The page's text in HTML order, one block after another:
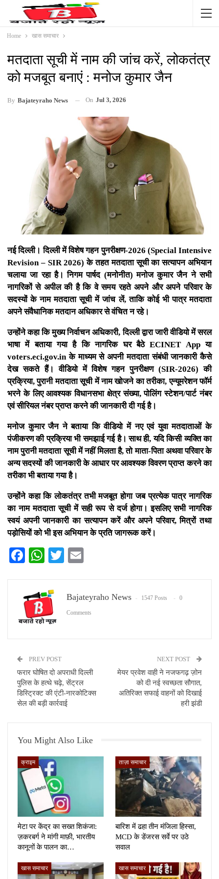
Home खास समाचार
मतदाता सूची में नाम की जांच करें, लोकतंत्र
को मजबूत बनाएं : मनोज कुमार जैन
By Bajateyraho News On Jul 3, 2026
नई दिल्ली। दिल्ली में विशेष गहन पुनरीक्षण-2026 (Special Intensive
Revision – SIR 2026) के तहत मतदाता सूची का सत्यापन अभियान
चलाया जा रहा है। निगम पार्षद (मनोनीत) मनोज कुमार जैन ने सभी
नागरिकों से अपील की है कि वे समय रहते अपने और अपने परिवार के
सदस्यों के नाम मतदाता सूची में जांच लें, ताकि कोई भी पात्र मतदाता
अपने संवैधानिक मतदान अधिकार से वंचित न रहे।
उन्होंने कहा कि मुख्य निर्वाचन अधिकारी, दिल्ली द्वारा जारी वीडियो में सरल
भाषा में बताया गया है कि नागरिक घर बैठे ECINET App या
voters.eci.gov.in के माध्यम से अपनी मतदाता संबंधी जानकारी कैसे
देख सकते हैं। वीडियो में विशेष गहन पुनरीक्षण (SIR-2026) की
प्रक्रिया, पुरानी मतदाता सूची में नाम खोजने का तरीका, एन्यूमरेशन फॉर्म
भरने के लिए आवश्यक विधानसभा क्षेत्र संख्या, पोलिंग स्टेशन/पार्ट नंबर
एवं सीरियल नंबर प्राप्त करने की जानकारी दी गई है।
मनोज कुमार जैन ने बताया कि वीडियो में नए एवं युवा मतदाताओं के
पंजीकरण की प्रक्रिया भी समझाई गई है। साथ ही, यदि किसी व्यक्ति का
नाम पुरानी मतदाता सूची में नहीं मिलता है, तो माता-पिता अथवा परिवार के
अन्य सदस्यों की जानकारी के आधार पर आवश्यक विवरण प्राप्त करने का
तरीका भी बताया गया है।
उन्होंने कहा कि लोकतंत्र तभी मजबूत होगा जब प्रत्येक पात्र नागरिक
का नाम मतदाता सूची में सही रूप से दर्ज होगा। इसलिए सभी नागरिक
स्वयं अपनी जानकारी का सत्यापन करें और अपने परिवार, मित्रों तथा
पड़ोसियों को भी इस अभियान के प्रति जागरूक करें।
Facebook
WhatsApp
Twitter
Bajateyraho News 1547 Posts 0
Comments
PREV POST
फरार घोषित दो अपराधी दिल्ली
पुलिस के हत्थे चढ़े, सेंट्रल
डिस्ट्रिक्ट की एंटी-नारकोटिक्स
सेल की बड़ी कार्रवाई
NEXT POST
मेयर प्रवेश वाही ने नजफगढ़ ज़ोन
को दी नई स्वच्छता सौगात,
अतिरिक्त सफाई वाहनों को दिखाई
हरी झंडी
You Might Also Like
क्राइम
मेटा पर केंद्र का सख्त शिकंजा:
ज़करबर्ग ने मांगी माफ़ी, भारतीय
कानूनों के पालन का…
ताज़ा समाचार
बारिश में ढहा तीन मंजिला हिस्सा,
MCD के डेंजरस सर्वे पर उठे
सवाल
खास समाचार खास समाचार